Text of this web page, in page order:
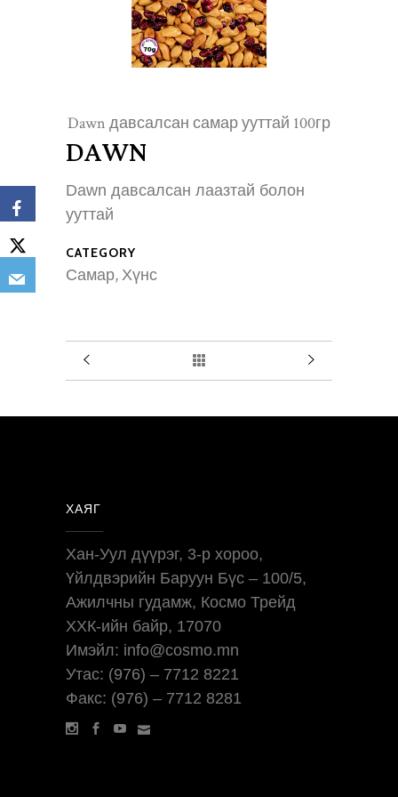
Dawn давсалсан самар ууттай 100гр
DAWN
Dawn давсалсан лаазтай болон
ууттай
CATEGORY
Самар, Хүнс
ХАЯГ
Хан-Уул дүүрэг, 3-р хороо,
Үйлдвэрийн Баруун Бүс – 100/5,
Ажилчны гудамж, Космо Трейд
ХХК-ийн байр, 17070
Имэйл: info@cosmo.mn
Утас: (976) – 7712 8221
Факс: (976) – 7712 8281